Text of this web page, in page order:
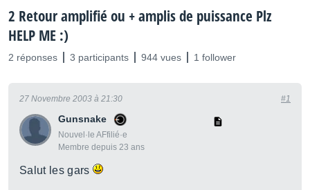
2 Retour amplifié ou + amplis de puissance Plz
HELP ME :)
2 réponses 3 participants 944 vues 1 follower
Gunsnake
Nouvel·le AFfilié·e
Membre depuis 23 ans
27 Novembre 2003 à 21:30 #1
Salut les gars